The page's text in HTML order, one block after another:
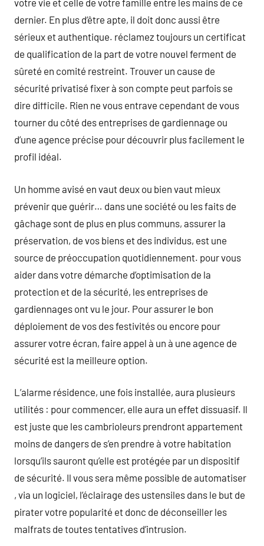
votre vie et celle de votre famille entre les mains de ce
dernier. En plus d’être apte, il doit donc aussi être
sérieux et authentique. réclamez toujours un certificat
de qualification de la part de votre nouvel ferment de
sûreté en comité restreint. Trouver un cause de
sécurité privatisé fixer à son compte peut parfois se
dire difficile. Rien ne vous entrave cependant de vous
tourner du côté des entreprises de gardiennage ou
d’une agence précise pour découvrir plus facilement le
profil idéal.
Un homme avisé en vaut deux ou bien vaut mieux
prévenir que guérir… dans une société ou les faits de
gâchage sont de plus en plus communs, assurer la
préservation, de vos biens et des individus, est une
source de préoccupation quotidiennement. pour vous
aider dans votre démarche d’optimisation de la
protection et de la sécurité, les entreprises de
gardiennages ont vu le jour. Pour assurer le bon
déploiement de vos des festivités ou encore pour
assurer votre écran, faire appel à un à une agence de
sécurité est la meilleure option.
L’alarme résidence, une fois installée, aura plusieurs
utilités : pour commencer, elle aura un effet dissuasif. Il
est juste que les cambrioleurs prendront appartement
moins de dangers de s’en prendre à votre habitation
lorsqu’ils sauront qu’elle est protégée par un dispositif
de sécurité. Il vous sera même possible de automatiser
, via un logiciel, l’éclairage des ustensiles dans le but de
pirater votre popularité et donc de déconseiller les
malfrats de toutes tentatives d’intrusion.